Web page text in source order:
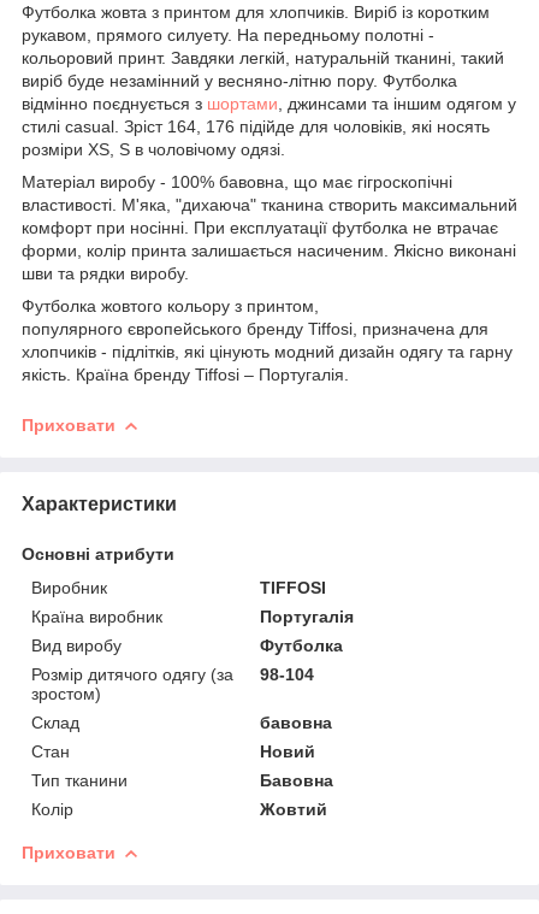
Футболка жовта з принтом для хлопчиків. Виріб із коротким
рукавом, прямого силуету. На передньому полотні -
кольоровий принт. Завдяки легкій, натуральній тканині, такий
виріб буде незамінний у весняно-літню пору. Футболка
відмінно поєднується з шортами , джинсами та іншим одягом у
стилі casual. Зріст 164, 176 підійде для чоловіків, які носять
розміри XS, S в чоловічому одязі.
Матеріал виробу - 100% бавовна, що має гігроскопічні
властивості. М'яка, "дихаюча" тканина створить максимальний
комфорт при носінні. При експлуатації футболка не втрачає
форми, колір принта залишається насиченим. Якісно виконані
шви та рядки виробу.
Футболка жовтого кольору з принтом,
популярного європейського бренду Tiffosi, призначена для
хлопчиків - підлітків, які цінують модний дизайн одягу та гарну
якість. Країна бренду Tiffosi – Португалія.
Приховати
Характеристики
Основні атрибути
Виробник
TIFFOSI
Країна виробник
Португалія
Вид виробу
Футболка
Розмір дитячого одягу (за
зростом)
98-104
Склад
бавовна
Стан
Новий
Тип тканини
Бавовна
Колір
Жовтий
Приховати